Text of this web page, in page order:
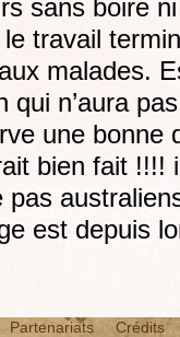
sans boire
travail
malades.
qui n’aura
une bonne
bien fait !!!!
pas
est depuis
Partenariats Crédits